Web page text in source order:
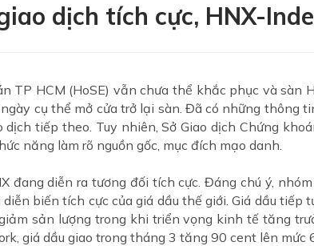
dịch tích cực, HNX-
TP HCM (HoSE) vẫn chưa thể khắc phục và sàn
cụ thể mở cửa trở lại sàn. Đã có những thông
tiếp theo. Tuy nhiên, Sở Giao dịch Chứng
năng làm rõ nguồn gốc, mục đích mạo danh.
đang diễn ra tương đối tích cực. Đáng chú ý,
biến tích cực của giá dầu thế giới. Giá dầu tiếp
sản lượng trong khi triển vọng kinh tế tăng
giá dầu giao trong tháng 3 tăng 90 cent lên mức